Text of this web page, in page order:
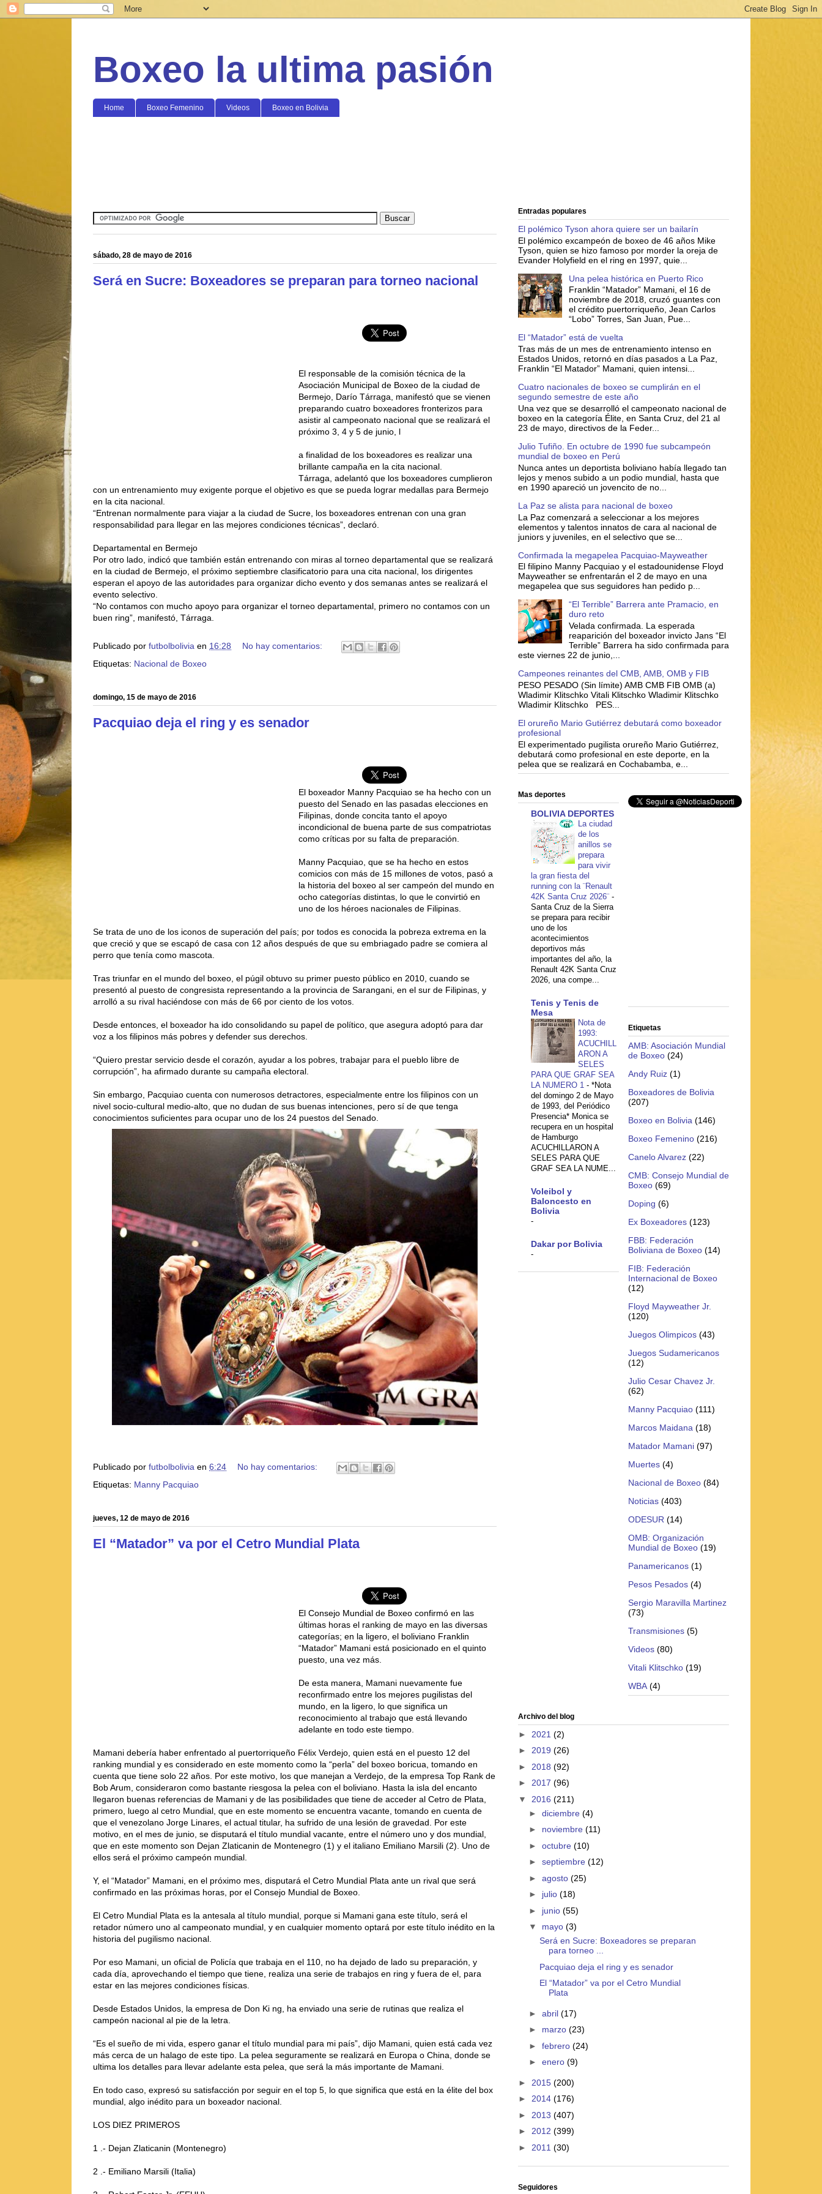
Boxeo la ultima pasión
Home Boxeo Femenino Videos Boxeo en Bolivia
sábado, 28 de mayo de 2016
Será en Sucre: Boxeadores se preparan para torneo nacional
El responsable de la comisión técnica de la
Asociación Municipal de Boxeo de la ciudad de
Bermejo, Darío Tárraga, manifestó que se vienen
preparando cuatro boxeadores fronterizos para
asistir al campeonato nacional que se realizará el
próximo 3, 4 y 5 de junio, l
a finalidad de los boxeadores es realizar una
brillante campaña en la cita nacional.
Tárraga, adelantó que los boxeadores cumplieron
con un entrenamiento muy exigente porque el objetivo es que se pueda lograr medallas para Bermejo
en la cita nacional.
“Entrenan normalmente para viajar a la ciudad de Sucre, los boxeadores entrenan con una gran
responsabilidad para llegar en las mejores condiciones técnicas”, declaró.
Departamental en Bermejo
Por otro lado, indicó que también están entrenando con miras al torneo departamental que se realizará
en la ciudad de Bermejo, el próximo septiembre clasificatorio para una cita nacional, los dirigentes
esperan el apoyo de las autoridades para organizar dicho evento y dos semanas antes se realizará el
evento selectivo.
“No contamos con mucho apoyo para organizar el torneo departamental, primero no contamos con un
buen ring”, manifestó, Tárraga.
Publicado por futbolbolivia en 16:28
No hay comentarios:
Etiquetas: Nacional de Boxeo
domingo, 15 de mayo de 2016
Pacquiao deja el ring y es senador
El boxeador Manny Pacquiao se ha hecho con un
puesto del Senado en las pasadas elecciones en
Filipinas, donde concita tanto el apoyo
incondicional de buena parte de sus compatriotas
como críticas por su falta de preparación.
Manny Pacquiao, que se ha hecho en estos
comicios con más de 15 millones de votos, pasó a
la historia del boxeo al ser campeón del mundo en
ocho categorías distintas, lo que le convirtió en
uno de los héroes nacionales de Filipinas.
Se trata de uno de los iconos de superación del país; por todos es conocida la pobreza extrema en la
que creció y que se escapó de casa con 12 años después de que su embriagado padre se comiera al
perro que tenía como mascota.
Tras triunfar en el mundo del boxeo, el púgil obtuvo su primer puesto público en 2010, cuando se
presentó al puesto de congresista representando a la provincia de Sarangani, en el sur de Filipinas, y
arrolló a su rival haciéndose con más de 66 por ciento de los votos.
Desde entonces, el boxeador ha ido consolidando su papel de político, que asegura adoptó para dar
voz a los filipinos más pobres y defender sus derechos.
“Quiero prestar servicio desde el corazón, ayudar a los pobres, trabajar para el pueblo libre de
corrupción”, ha afirmado durante su campaña electoral.
Sin embargo, Pacquiao cuenta con numerosos detractores, especialmente entre los filipinos con un
nivel socio-cultural medio-alto, que no dudan de sus buenas intenciones, pero sí de que tenga
conocimientos suficientes para ocupar uno de los 24 puestos del Senado.
Publicado por futbolbolivia en 6:24
No hay comentarios:
Etiquetas: Manny Pacquiao
jueves, 12 de mayo de 2016
El “Matador” va por el Cetro Mundial Plata
El Consejo Mundial de Boxeo confirmó en las
últimas horas el ranking de mayo en las diversas
categorías; en la ligero, el boliviano Franklin
“Matador” Mamani está posicionado en el quinto
puesto, una vez más.
De esta manera, Mamani nuevamente fue
reconfirmado entre los mejores pugilistas del
mundo, en la ligero, lo que significa un
reconocimiento al trabajo que está llevando
adelante en todo este tiempo.
Mamani debería haber enfrentado al puertorriqueño Félix Verdejo, quien está en el puesto 12 del
ranking mundial y es considerado en este momento como la “perla” del boxeo boricua, tomando en
cuenta que tiene solo 22 años. Por este motivo, los que manejan a Verdejo, de la empresa Top Rank de
Bob Arum, consideraron como bastante riesgosa la pelea con el boliviano. Hasta la isla del encanto
llegaron buenas referencias de Mamani y de las posibilidades que tiene de acceder al Cetro de Plata,
primero, luego al cetro Mundial, que en este momento se encuentra vacante, tomando en cuenta de
que el venezolano Jorge Linares, el actual titular, ha sufrido de una lesión de gravedad. Por este
motivo, en el mes de junio, se disputará el título mundial vacante, entre el número uno y dos mundial,
que en este momento son Dejan Zlaticanin de Montenegro (1) y el italiano Emiliano Marsili (2). Uno de
ellos será el próximo campeón mundial.
Y, el “Matador” Mamani, en el próximo mes, disputará el Cetro Mundial Plata ante un rival que será
confirmado en las próximas horas, por el Consejo Mundial de Boxeo.
El Cetro Mundial Plata es la antesala al título mundial, porque si Mamani gana este título, será el
retador número uno al campeonato mundial, y en cualquier momento optará por este título inédito en la
historia del pugilismo nacional.
Por eso Mamani, un oficial de Policía que trabaja en el 110, no ha dejado de lado su preparación, y
cada día, aprovechando el tiempo que tiene, realiza una serie de trabajos en ring y fuera de el, para
estar en las mejores condiciones físicas.
Desde Estados Unidos, la empresa de Don Ki ng, ha enviado una serie de rutinas que realiza el
campeón nacional al pie de la letra.
“Es el sueño de mi vida, espero ganar el título mundial para mi país”, dijo Mamani, quien está cada vez
más cerca de un halago de este tipo. La pelea seguramente se realizará en Europa o China, donde se
ultima los detalles para llevar adelante esta pelea, que será la más importante de Mamani.
En todo caso, expresó su satisfacción por seguir en el top 5, lo que significa que está en la élite del box
mundial, algo inédito para un boxeador nacional.
LOS DIEZ PRIMEROS
1 .- Dejan Zlaticanin (Montenegro)
2 .- Emiliano Marsili (Italia)
Entradas populares
El polémico Tyson ahora quiere ser un bailarín
El polémico excampeón de boxeo de 46 años Mike
Tyson, quien se hizo famoso por morder la oreja de
Evander Holyfield en el ring en 1997, quie...
Una pelea histórica en Puerto Rico
Franklin “Matador” Mamani, el 16 de
noviembre de 2018, cruzó guantes con
el crédito puertorriqueño, Jean Carlos
“Lobo” Torres, San Juan, Pue...
El “Matador” está de vuelta
Tras más de un mes de entrenamiento intenso en
Estados Unidos, retornó en días pasados a La Paz,
Franklin “El Matador” Mamani, quien intensi...
Cuatro nacionales de boxeo se cumplirán en el
segundo semestre de este año
Una vez que se desarrolló el campeonato nacional de
boxeo en la categoría Élite, en Santa Cruz, del 21 al
23 de mayo, directivos de la Feder...
Julio Tufiño. En octubre de 1990 fue subcampeón
mundial de boxeo en Perú
Nunca antes un deportista boliviano había llegado tan
lejos y menos subido a un podio mundial, hasta que
en 1990 apareció un jovencito de no...
La Paz se alista para nacional de boxeo
La Paz comenzará a seleccionar a los mejores
elementos y talentos innatos de cara al nacional de
juniors y juveniles, en el selectivo que se...
Confirmada la megapelea Pacquiao-Mayweather
El filipino Manny Pacquiao y el estadounidense Floyd
Mayweather se enfrentarán el 2 de mayo en una
megapelea que sus seguidores han pedido p...
“El Terrible” Barrera ante Pramacio, en
duro reto
Velada confirmada. La esperada
reaparición del boxeador invicto Jans “El
Terrible” Barrera ha sido confirmada para
este viernes 22 de junio,...
Campeones reinantes del CMB, AMB, OMB y FIB
PESO PESADO (Sin límite) AMB CMB FIB OMB (a)
Wladimir Klitschko Vitali Klitschko Wladimir Klitschko
Wladimir Klitschko PES...
El orureño Mario Gutiérrez debutará como boxeador
profesional
El experimentado pugilista orureño Mario Gutiérrez,
debutará como profesional en este deporte, en la
pelea que se realizará en Cochabamba, e...
Mas deportes
BOLIVIA DEPORTES
La ciudad
de los
anillos se
prepara
para vivir
la gran fiesta del
running con la ¨Renault
42K Santa Cruz 2026¨ -
Santa Cruz de la Sierra
se prepara para recibir
uno de los
acontecimientos
deportivos más
importantes del año, la
Renault 42K Santa Cruz
2026, una compe...
Tenis y Tenis de
Mesa
Nota de
1993:
ACUCHILL
ARON A
SELES
PARA QUE GRAF SEA
LA NUMERO 1 - *Nota
del domingo 2 de Mayo
de 1993, del Periódico
Presencia* Monica se
recupera en un hospital
de Hamburgo
ACUCHILLARON A
SELES PARA QUE
GRAF SEA LA NUME...
Voleibol y
Baloncesto en
Bolivia
-
Dakar por Bolivia
-
Etiquetas
AMB: Asociación Mundial
de Boxeo (24)
Andy Ruiz (1)
Boxeadores de Bolivia
(207)
Boxeo en Bolivia (146)
Boxeo Femenino (216)
Canelo Alvarez (22)
CMB: Consejo Mundial de
Boxeo (69)
Doping (6)
Ex Boxeadores (123)
FBB: Federación
Boliviana de Boxeo (14)
FIB: Federación
Internacional de Boxeo
(12)
Floyd Mayweather Jr.
(120)
Juegos Olimpicos (43)
Juegos Sudamericanos
(12)
Julio Cesar Chavez Jr.
(62)
Manny Pacquiao (111)
Marcos Maidana (18)
Matador Mamani (97)
Muertes (4)
Nacional de Boxeo (84)
Noticias (403)
ODESUR (14)
OMB: Organización
Mundial de Boxeo (19)
Panamericanos (1)
Pesos Pesados (4)
Sergio Maravilla Martinez
(73)
Transmisiones (5)
Videos (80)
Vitali Klitschko (19)
WBA (4)
Archivo del blog
► 2021 (2)
► 2019 (26)
► 2018 (92)
► 2017 (96)
▼ 2016 (211)
► diciembre (4)
► noviembre (11)
► octubre (10)
► septiembre (12)
► agosto (25)
► julio (18)
► junio (55)
▼ mayo (3)
Será en Sucre: Boxeadores se preparan
para torneo ...
Pacquiao deja el ring y es senador
El “Matador” va por el Cetro Mundial
Plata
► abril (17)
► marzo (23)
► febrero (24)
► enero (9)
► 2015 (200)
► 2014 (176)
► 2013 (407)
► 2012 (399)
► 2011 (30)
Seguidores